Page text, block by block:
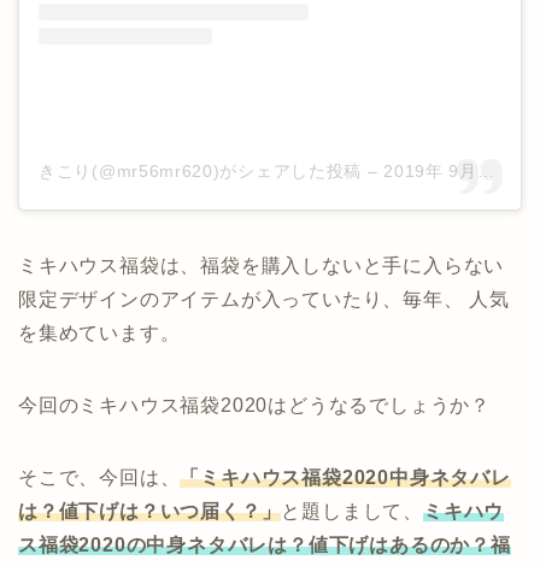
きこり(@mr56mr620)がシェアした投稿 – 2019年 9月月5日午前1時00分PDT
ミキハウス福袋は、福袋を購入しないと手に入らない
限定デザインのアイテムが入っていたり、毎年、 人気
を集めています。
今回のミキハウス福袋2020はどうなるでしょうか？
そこで、今回は、「ミキハウス福袋2020中身ネタバレ
は？値下げは？いつ届く？」と題しまして、ミキハウ
ス福袋2020の中身ネタバレは？値下げはあるのか？福